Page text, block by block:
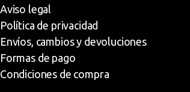
Aviso legal
Política de privacidad
Envíos, cambios y devoluciones
Formas de pago
Condiciones de compra